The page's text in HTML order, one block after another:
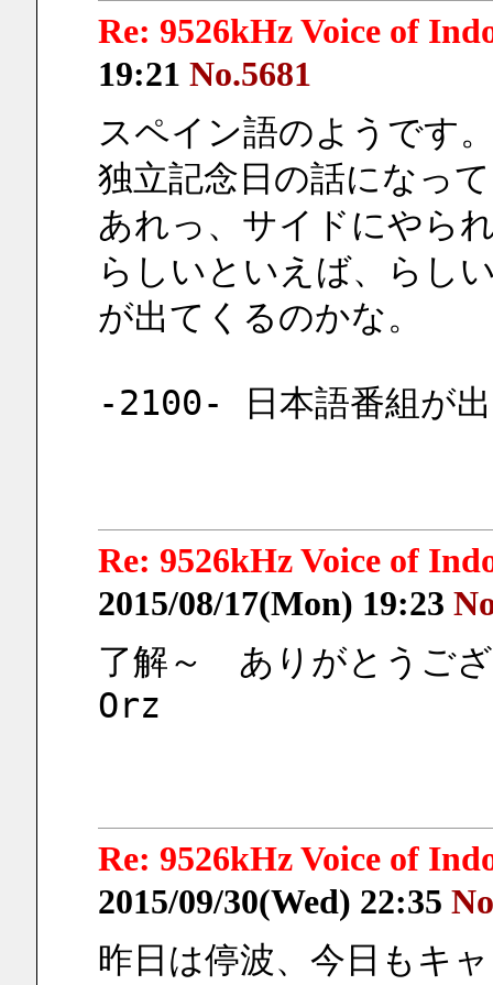
Re: 9526kHz Voice of
19:21 No.5681
スペイン語のようです
独立記念日の話になっ
あれっ、サイドにやら
らしいといえば、らし
が出てくるのかな。
-2100- 日本語番組が
Re: 9526kHz Voice of
2015/08/17(Mon) 19:23
了解～　ありがとうご
Orz
Re: 9526kHz Voice of
2015/09/30(Wed) 22:35
昨日は停波、今日もキ